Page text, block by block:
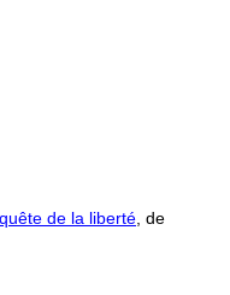
de la liberté , de